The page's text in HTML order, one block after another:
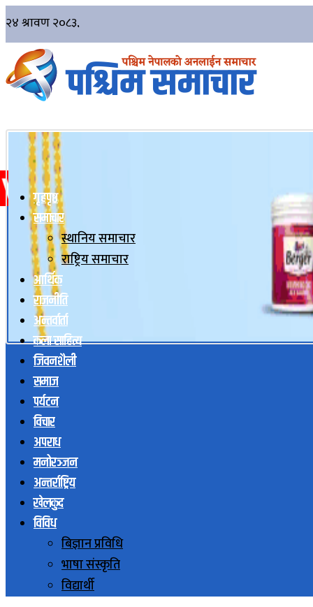
गृहपृष्ठ
समाचार
स्थानिय समाचार
राष्ट्रिय समाचार
आर्थिक
राजनीति
अन्तर्वार्ता
कला साहित्य
जिवनशैली
समाज
पर्यटन
विचार
अपराध
मनोरञ्जन
अन्तर्राष्ट्रिय
खेलकुद
विविध
बिज्ञान प्रविधि
भाषा संस्कृति
विद्यार्थी